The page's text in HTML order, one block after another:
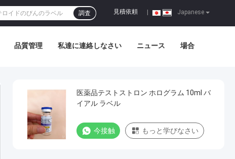
Japanese
見積依頼
調査
品質管理 私達に連絡しなさい ニュース 場合
医薬品テストストロン ホログラム 10ml バ
イアル ラベル
今接触 もっと学びなさい